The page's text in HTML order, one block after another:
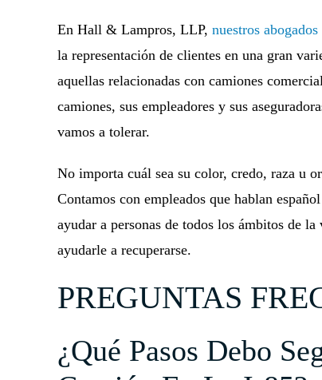
En Hall & Lampros, LLP, nuestros abogados
la representación de clientes en una gran
aquellas relacionadas con camiones
camiones, sus empleadores y sus
vamos a tolerar.
No importa cuál sea su color, credo, raza u
Contamos con empleados que hablan
ayudar a personas de todos los ámbitos de
ayudarle a recuperarse.
PREGUNTAS
¿Qué Pasos Debo